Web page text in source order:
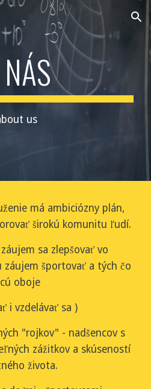
Skip to navigation
us
má ambiciózny plán,
širokú komunitu ľudí.
sa zlepšovať vo
záujem športovať a tých čo
oboje
i vzdelávať sa )
"rojkov" - nadšencov s
zážitkov a skúseností
života.